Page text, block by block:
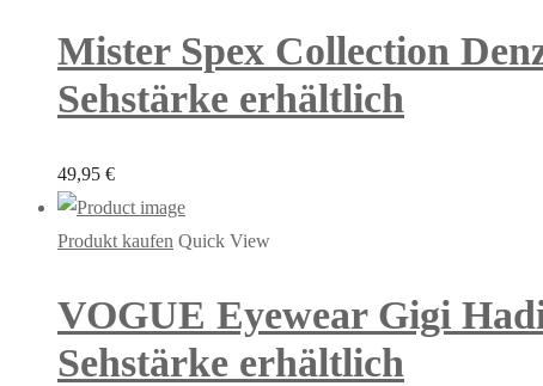
Mister Spex Collection
Sehstärke erhältlich
49,95 €
Produkt kaufen Quick View
VOGUE Eyewear Gigi
Sehstärke erhältlich